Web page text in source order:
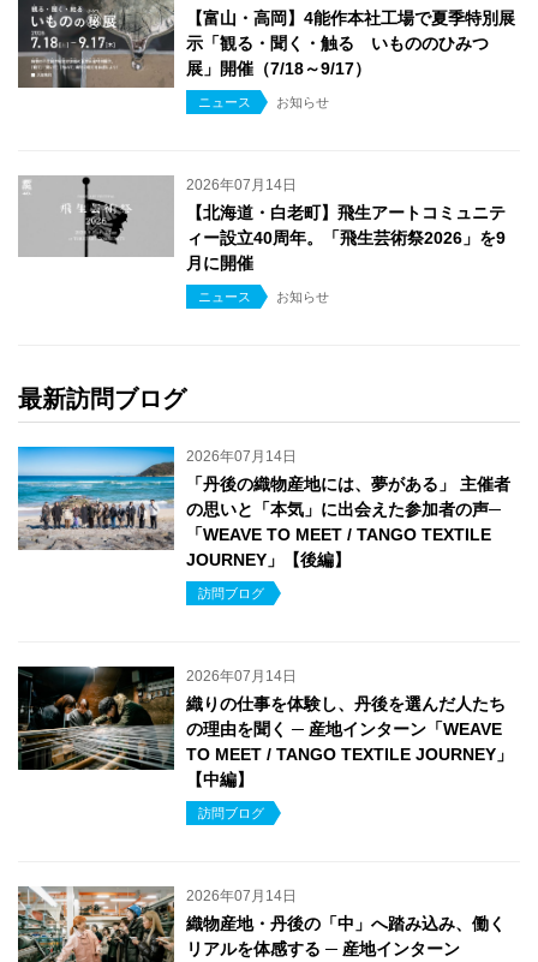
【富山・高岡】4能作本社工場で夏季特別展
示「観る・聞く・触る いもののひみつ
展」開催（7/18～9/17）
ニュース お知らせ
2026年07月14日
【北海道・白老町】飛生アートコミュニテ
ィー設立40周年。「飛生芸術祭2026」を9
月に開催
ニュース お知らせ
最新訪問ブログ
2026年07月14日
「丹後の織物産地には、夢がある」 主催者
の思いと「本気」に出会えた参加者の声─
「WEAVE TO MEET / TANGO TEXTILE
JOURNEY」【後編】
訪問ブログ
2026年07月14日
織りの仕事を体験し、丹後を選んだ人たち
の理由を聞く ─ 産地インターン「WEAVE
TO MEET / TANGO TEXTILE JOURNEY」
【中編】
訪問ブログ
2026年07月14日
織物産地・丹後の「中」へ踏み込み、働く
リアルを体感する ─ 産地インターン